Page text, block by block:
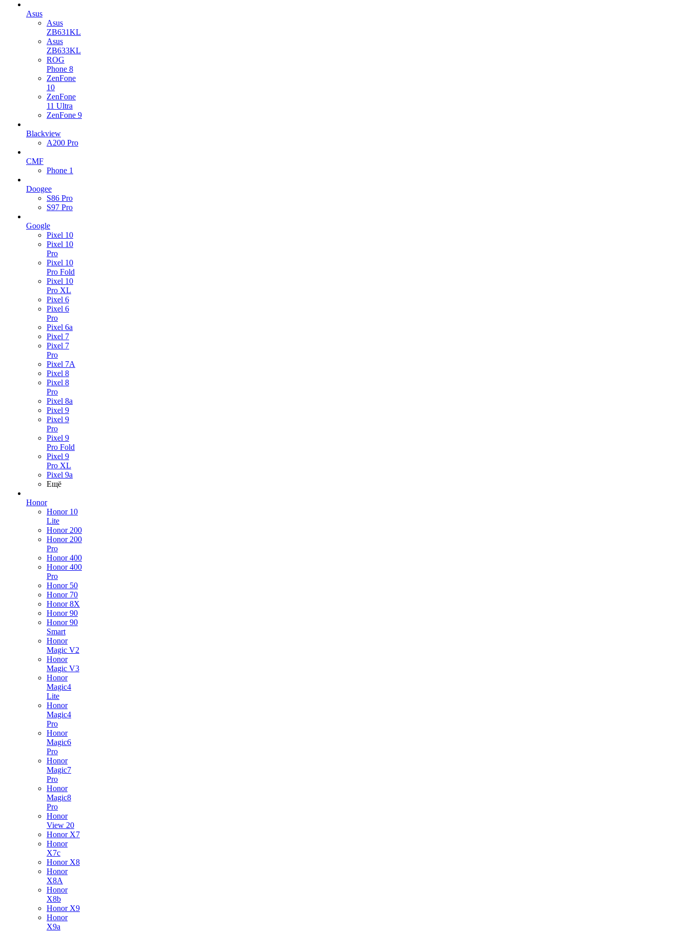
Asus
Asus
ZB631KL
Asus
ZB633KL
ROG
Phone 8
ZenFone
10
ZenFone
11 Ultra
ZenFone 9
Blackview
A200 Pro
CMF
Phone 1
Doogee
S86 Pro
S97 Pro
Google
Pixel 10
Pixel 10
Pro
Pixel 10
Pro Fold
Pixel 10
Pro XL
Pixel 6
Pixel 6
Pro
Pixel 6a
Pixel 7
Pixel 7
Pro
Pixel 7A
Pixel 8
Pixel 8
Pro
Pixel 8a
Pixel 9
Pixel 9
Pro
Pixel 9
Pro Fold
Pixel 9
Pro XL
Pixel 9a
Ещё
Honor
Honor 10
Lite
Honor 200
Honor 200
Pro
Honor 400
Honor 400
Pro
Honor 50
Honor 70
Honor 8X
Honor 90
Honor 90
Smart
Honor
Magic V2
Honor
Magic V3
Honor
Magic4
Lite
Honor
Magic4
Pro
Honor
Magic6
Pro
Honor
Magic7
Pro
Honor
Magic8
Pro
Honor
View 20
Honor X7
Honor
X7c
Honor X8
Honor
X8A
Honor
X8b
Honor X9
Honor
X9a